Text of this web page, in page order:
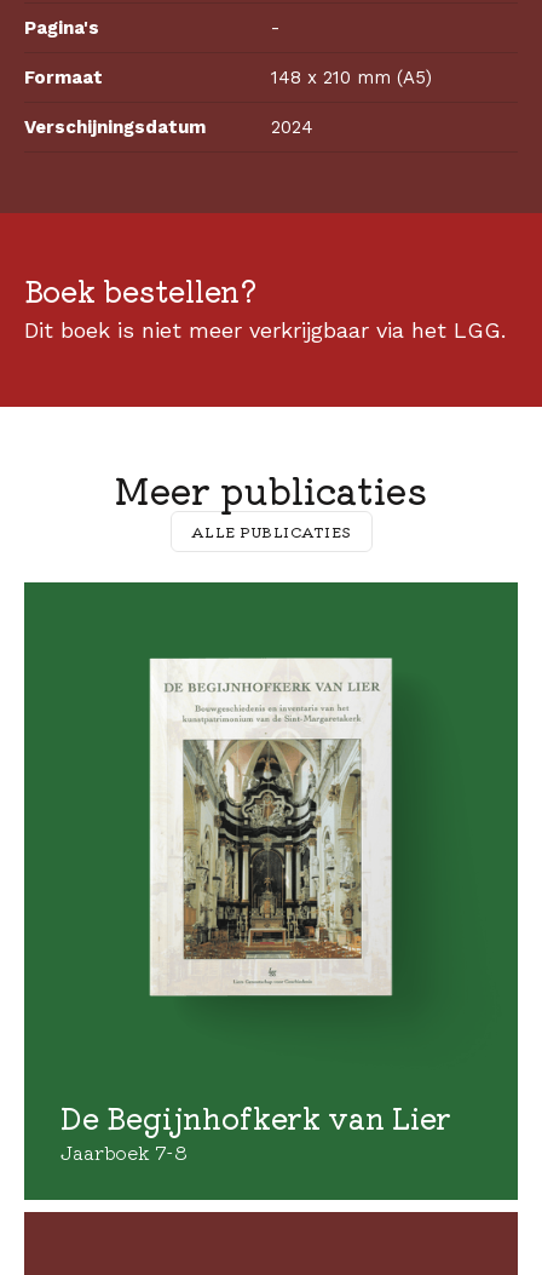
Pagina's -
Formaat 148 x 210 mm (A5)
Verschijningsdatum 2024
Boek bestellen?
Dit boek is niet meer verkrijgbaar via het LGG.
Meer publicaties
ALLE PUBLICATIES
De Begijnhofkerk van Lier
Jaarboek 7-8